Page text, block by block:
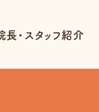
長・スタッフ紹介